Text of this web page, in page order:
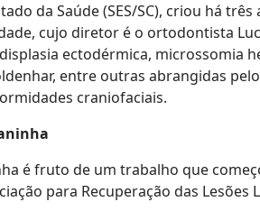
da Saúde (SES/SC), criou há
cujo diretor é o ortodontista
ectodérmica, microssomia
entre outras abrangidas
craniofaciais.
é fruto de um trabalho que
para Recuperação das